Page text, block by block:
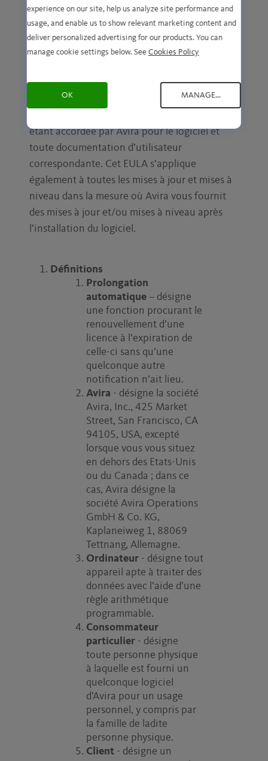
du Canada, veuillez alors prendre note des
dispositions supplémentaires de la partie 17
qui sont également applicables.
étant accordée par Avira pour le logiciel et
toute documentation d’utilisateur
correspondante. Cet EULA s’applique
également à toutes les mises à jour et mises à
niveau dans la mesure où Avira vous fournit
des mises à jour et/ou mises à niveau après
l’installation du logiciel.
Définitions
Prolongation
automatique– désigne
une fonction procurant le
renouvellement d’une
licence à l’expiration de
celle-ci sans qu’une
quelconque autre
notification n’ait lieu.
Avira - désigne la société
Avira, Inc., 425 Market
Street, San Francisco, CA
94105, USA, excepté
lorsque vous vous situez
en dehors des Etats-Unis
ou du Canada ; dans ce
cas, Avira désigne la
société Avira Operations
GmbH & Co. KG,
Kaplaneiweg 1, 88069
Tettnang, Allemagne.
Ordinateur- désigne tout
appareil apte à traiter des
données avec l’aide d’une
règle arithmétique
programmable.
Consommateur
particulier- désigne
toute personne physique
à laquelle est fourni un
quelconque logiciel
d’Avira pour un usage
personnel, y compris par
la famille de ladite
personne physique.
Client- désigne un
experience on our site, help us analyze site performance and
usage, and enable us to show relevant marketing content and
deliver personalized advertising for our products. You can
manage cookie settings below. See Cookies Policy
OK MANAGE...